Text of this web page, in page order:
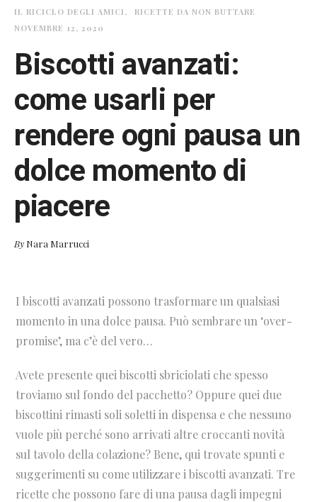
IL RICICLO DEGLI AMICI
RICETTE DA NON BUTTARE
NOVEMBRE 12, 2020
Biscotti avanzati:
come usarli per
rendere ogni pausa un
dolce momento di
piacere
By Nara Marrucci
I biscotti avanzati possono trasformare un qualsiasi
momento in una dolce pausa. Può sembrare un ‘over-
promise’, ma c’è del vero…
Avete presente quei biscotti sbriciolati che spesso
troviamo sul fondo del pacchetto? Oppure quei due
biscottini rimasti soli soletti in dispensa e che nessuno
vuole più perché sono arrivati altre croccanti novità
sul tavolo della colazione? Bene, qui trovate spunti e
suggerimenti su come utilizzare i biscotti avanzati. Tre
ricette che possono fare di una pausa dagli impegni